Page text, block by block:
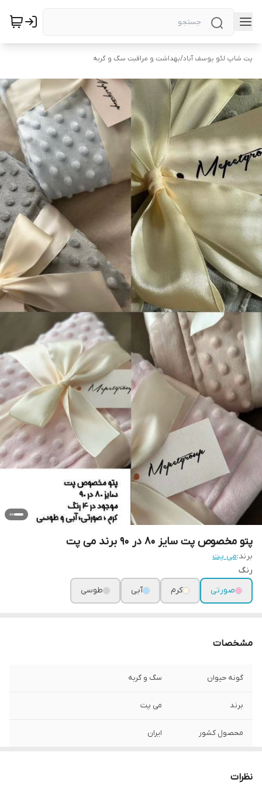
پت شاپ لئو یوسف آباد/بهداشت و مراقبت سگ و گربه
پتو مخصوص پت سایز 80 در 90 برند می پت
برند:می پت
رنگ
صورتی
کرم آبی طوسی
مشخصات
گونه حیوان سگ و گربه
برند می پت
محصول کشور ایران
نظرات